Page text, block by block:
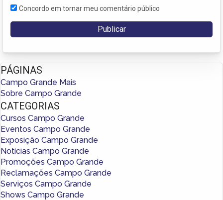
Concordo em tornar meu comentário público
PÁGINAS
Campo Grande Mais
Sobre Campo Grande
CATEGORIAS
Cursos Campo Grande
Eventos Campo Grande
Exposição Campo Grande
Notícias Campo Grande
Promoções Campo Grande
Reclamações Campo Grande
Serviços Campo Grande
Shows Campo Grande